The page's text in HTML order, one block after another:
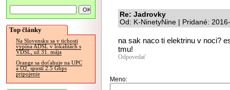
Top články
Na Slovensku sa v tichosti
vypína ADSL v lokalitách s
VDSL, už 31. mája
Orange sa doťahuje na UPC
a O2, spustí 2.5 Gbps
pripojenie
Re: Jadrovky
Od: K-NinetyNine | Pridané:
na sak naco ti elektrinu v noci?
tmu!
Odpovedať
Meno: